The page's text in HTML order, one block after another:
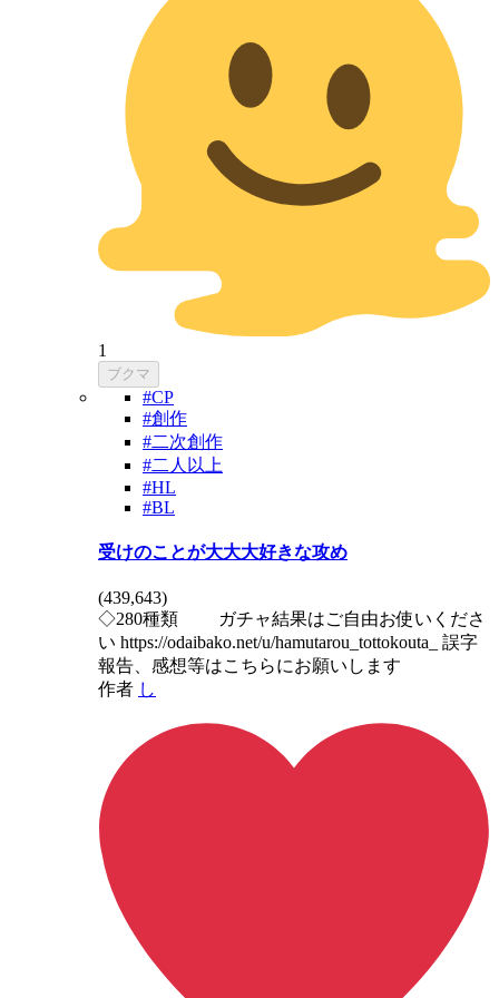
1
ブクマ
#CP
#創作
#二次創作
#二人以上
#HL
#BL
受けのことが大大大好きな攻め
(439,643)
◇280種類 ガチャ結果はご自由お使いくださ
い https://odaibako.net/u/hamutarou_tottokouta_ 誤字
報告、感想等はこちらにお願いします
作者 し